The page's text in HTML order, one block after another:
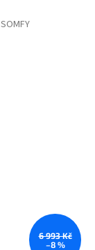
SOMFY
6 993 Kč
–8 %